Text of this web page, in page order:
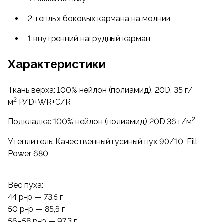
с соотношением пуха и пера: 90/10 .
сокращают поглощение воды, что поддерживает
теплоизоляционные свойства и минимизирует
увеличение веса изделия.
г/м2P/D+WR+C/R — прочная и легкая ткань
влагозащитные и «дышащие» свойства. Ткань
хорошо удерживает пух и не пропускает ветер.
Подкладка — легкий и прочный «дышащий» 100%
nylon 20D, хорошо удерживающий пух.
Эргономичный крой жилета позволяет ему плотно
2 теплых боковых кармана на молнии
1 внутренний нагрудный карман
Характеристики
Ткань верха: 100% нейлон (полиамид), 20D, 35 г/
м2 P/D+WR+C/R
Подкладка: 100% нейлон (полиамид) 20D 36 г/м2
Утеплитель: Качественный гусиный пух 90/10, Fill
Power 680
Вес пуха:
44 р-р — 73,5 г
50 р-р — 85,6 г